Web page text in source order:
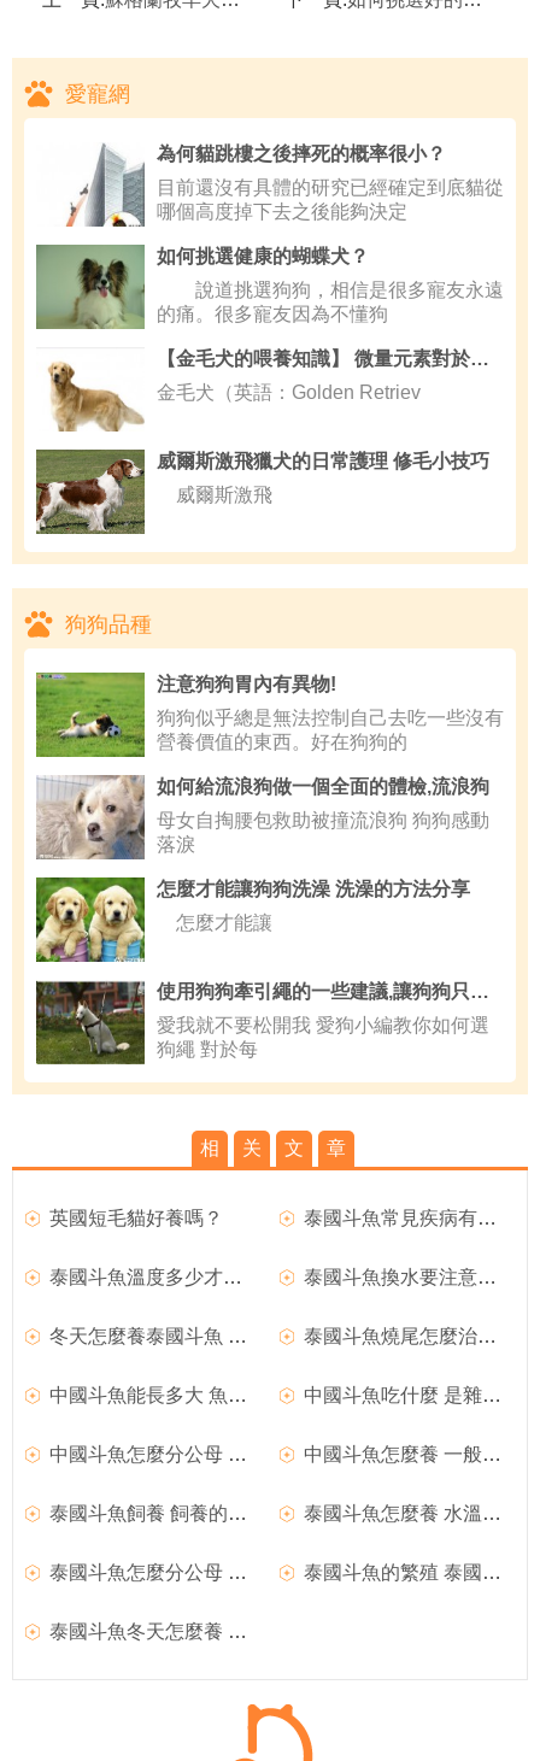
愛寵網
為何貓跳樓之後摔死的概率很小？
目前還沒有具體的研究已經確定到底貓從
哪個高度掉下去之後能夠決定
如何挑選健康的蝴蝶犬？
說道挑選狗狗，相信是很多寵友永遠
的痛。很多寵友因為不懂狗
【金毛犬的喂養知識】 微量元素對於金毛犬重要嗎
金毛犬（英語：Golden Retriev
威爾斯激飛獵犬的日常護理 修毛小技巧
威爾斯激飛
狗狗品種
注意狗狗胃內有異物!
狗狗似乎總是無法控制自己去吃一些沒有
營養價值的東西。好在狗狗的
如何給流浪狗做一個全面的體檢,流浪狗
母女自掏腰包救助被撞流浪狗 狗狗感動
落淚
怎麼才能讓狗狗洗澡 洗澡的方法分享
怎麼才能讓
使用狗狗牽引繩的一些建議,讓狗狗只吃你給的食物
愛我就不要松開我 愛狗小編教你如何選
狗繩 對於每
相 关 文 章
英國短毛貓好養嗎？ 泰國斗魚常見疾病有哪些
泰國斗魚溫度多少才合適 最低不能低於20° 泰國斗魚換水要注意什麼 掌握換水技巧
冬天怎麼養泰國斗魚 水溫在24~27℃之間 泰國斗魚燒尾怎麼治療 保持水質很重要
中國斗魚能長多大 魚體長可達5~10厘米 中國斗魚吃什麼 是雜食偏肉食性的魚種
中國斗魚怎麼分公母 母斗肛門凸 中國斗魚怎麼養 一般采取單獨飼養
泰國斗魚飼養 飼養的時候盡量別混著養 泰國斗魚怎麼養 水溫多少才最適合飼養
泰國斗魚怎麼分公母 可以從顏色方面來辨別 泰國斗魚的繁殖 泰國斗魚繁殖四個步驟
泰國斗魚冬天怎麼養 只要把溫度控制到位